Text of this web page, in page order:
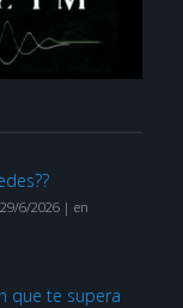
6/2026| en
que te supera